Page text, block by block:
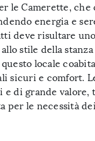
le Camerette,
energia e
deve risultare
stile della
locale
sicuri e comfort.
e di grande
per le necessità